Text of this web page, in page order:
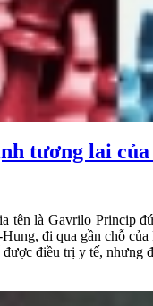
tương lai của
là Gavrilo Princip
đi qua gần chỗ
điều trị y tế, nhưng